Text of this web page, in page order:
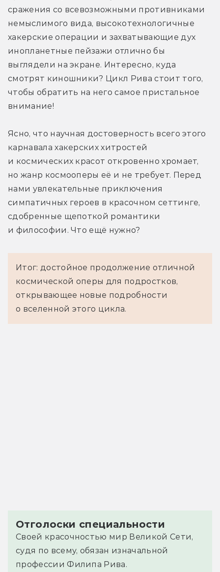
сражения со всевозможными противниками
немыслимого вида, высокотехнологичные
хакерские операции и захватывающие дух
инопланетные пейзажи отлично бы
выглядели на экране. Интересно, куда
смотрят киношники? Цикл Рива стоит того,
чтобы обратить на него самое пристальное
внимание!
Ясно, что научная достоверность всего этого
карнавала хакерских хитростей
и космических красот откровенно хромает,
но жанр космооперы её и не требует. Перед
нами увлекательные приключения
симпатичных героев в красочном сеттинге,
сдобренные щепоткой романтики
и философии. Что ещё нужно?
Итог: достойное продолжение отличной
космической оперы для подростков,
открывающее новые подробности
о вселенной этого цикла.
Отголоски специальности
Своей красочностью мир Великой Сети,
судя по всему, обязан изначальной
профессии Филипа Рива.